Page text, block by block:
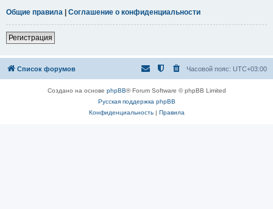
Общие правила | Соглашение о конфиденциальности
Регистрация
Список форумов Часовой пояс: UTC+03:00
Создано на основе phpBB® Forum Software © phpBB Limited
Русская поддержка phpBB
Конфиденциальность| Правила